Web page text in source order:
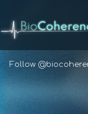
Follow